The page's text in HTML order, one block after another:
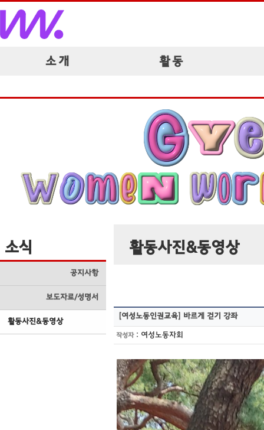
소 개 활 동
소식
공지사항
보도자료/성명서
활동사진&동영상
활동사진&동영상
[여성노동인권교육] 바르게 걷기 강좌
작성자: 여성노동자회